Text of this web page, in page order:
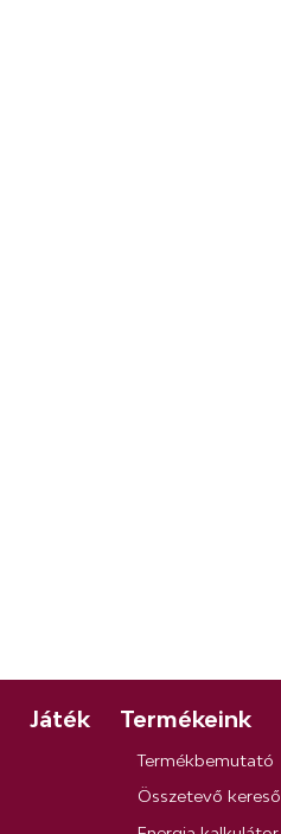
Játék Termékeink
Termékbemutató
Összetevő kereső